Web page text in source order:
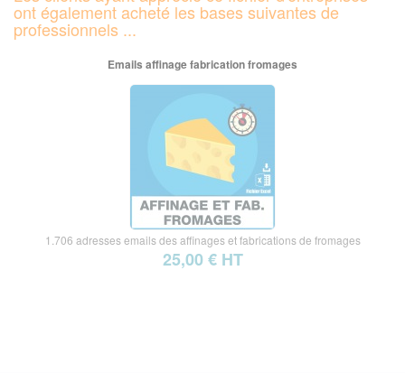
ont également acheté les bases suivantes de
professionnels ...
Emails affinage fabrication fromages
1.706 adresses emails des affinages et fabrications de fromages
25,00 € HT